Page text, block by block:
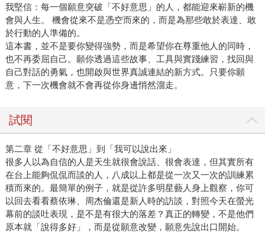
我堅信：每一個願意突破「不好意思」的人，都能迎來嶄新的機
會與人生。 機會從來不是憑空而來的，而是為那些敢於表達、敢
於行動的人準備的。
這本書，並不是要你變得強勢，而是希望你在尊重他人的同時，
也不再委屈自己。願你透過這些故事、工具與實踐練習，找回與
自己對話的勇氣，也開啟與世界真誠連結的新方式。只要你願
意，下一次機會就不會再從你身邊悄然溜走。
試閱
第二章 從「不好意思」到「我可以說出來」
很多人以為自信的人是天生就很會說話、很會表達，但其實所有
在台上能夠侃侃而談的人，八成以上都是從一次又一次的訓練累
積而來的。最簡單的例子，就是從許多明星藝人身上觀察，你可
以回去看看蔡依琳、周杰倫還是新人時的訪談，對照今天在螢光
幕前的談吐表現，是不是有很大的落差？真正的轉變，不是他們
原本就「說得多好」，而是從願意改變，願意先說出口開始。